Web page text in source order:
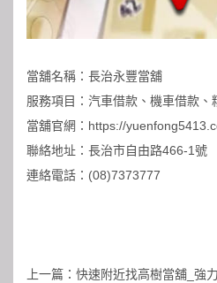
當舖名稱： 長治永豐當舖
服務項目：汽車借款、機車借款、
當舖官網：https://
聯絡地址：長治市自由路466-1號
連絡電話： (08)7373777
上一篇： 快速附近找高樹當舖_強